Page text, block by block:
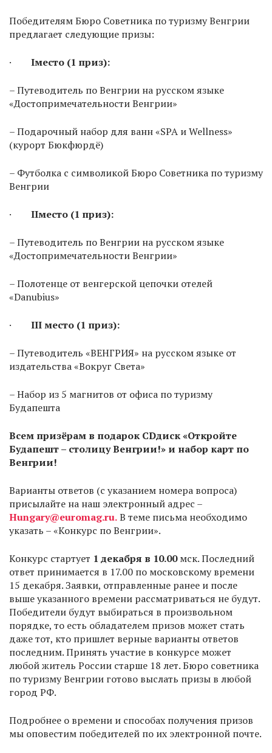
Победителям Бюро Советника по туризму Венгрии
предлагает следующие призы:
· Iместо (1 приз):
– Путеводитель по Венгрии на русском языке
«Достопримечательности Венгрии»
– Подарочный набор для ванн «SPA и Wellness»
(курорт Бюкфюрдё)
– Футболка с символикой Бюро Советника по туризму
Венгрии
· IIместо (1 приз):
– Путеводитель по Венгрии на русском языке
«Достопримечательности Венгрии»
– Полотенце от венгерской цепочки отелей
«Danubius»
· IIIместо (1 приз):
– Путеводитель «ВЕНГРИЯ» на русском языке от
издательства «Вокруг Света»
– Набор из 5 магнитов от офиса по туризму
Будапешта
Всем призёрам в подарокCDдиск «Откройте
Будапешт – столицу Венгрии!» и набор карт по
Венгрии!
Варианты ответов (с указанием номера вопроса)
присылайте на наш электронный адрес –
Hungary@euromag.ru.В теме письма необходимо
указать – «Конкурс по Венгрии».
Конкурс стартует 1 декабря в 10.00мск. Последний
ответ принимается в 17.00 по московскому времени
15 декабря. Заявки, отправленные ранее и после
выше указанного времени рассматриваться не будут.
Победители будут выбираться в произвольном
порядке, то есть обладателем призов может стать
даже тот, кто пришлет верные варианты ответов
последним. Принять участие в конкурсе может
любой житель России старше 18 лет. Бюро советника
по туризму Венгрии готово выслать призы в любой
город РФ.
Подробнее о времени и способах получения призов
мы оповестим победителей по их электронной почте.